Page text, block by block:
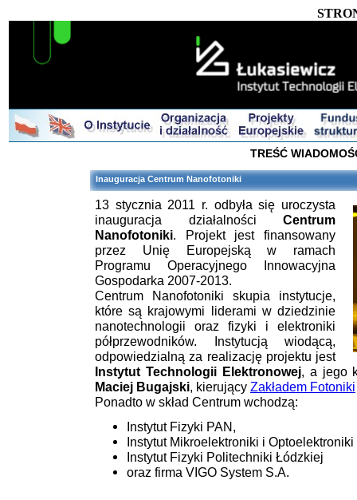
TREŚĆ
Inauguracja Centrum Nanofotoniki
13 stycznia 2011 r. odbyła się uroczysta
inauguracja działalności Centrum
Nanofotoniki. Projekt jest finansowany
przez Unię Europejską w ramach
Programu Operacyjnego Innowacyjna
Gospodarka 2007-2013.
Centrum Nanofotoniki skupia instytucje,
które są krajowymi liderami w dziedzinie
nanotechnologii oraz fizyki i elektroniki
półprzewodników. Instytucją wiodącą,
odpowiedzialną za realizację projektu jest
Instytut Technologii Elektronowej, a jego
Maciej Bugajski, kierujący Zakładem Fotoniki
Ponadto w skład Centrum wchodzą:
Instytut Fizyki PAN,
Instytut Mikroelektroniki i
Instytut Fizyki Politechniki Łódzkiej
oraz firma VIGO System S.A.